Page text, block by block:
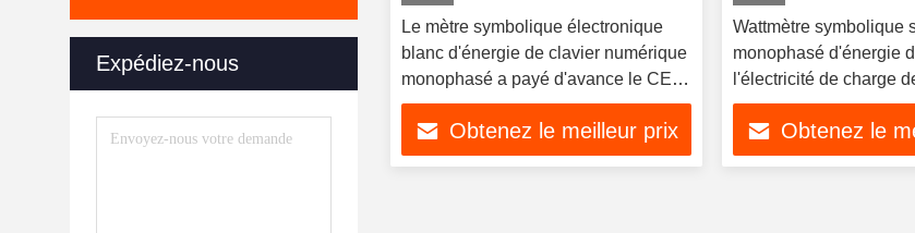
Expédiez-nous
Le mètre symbolique électronique
blanc d'énergie de clavier numérique
monophasé a payé d'avance le CE
RS485
Obtenez le meilleur prix
Wattmètre symbolique
monophasé d'énergie
l'électricité de charge
Obtenez le